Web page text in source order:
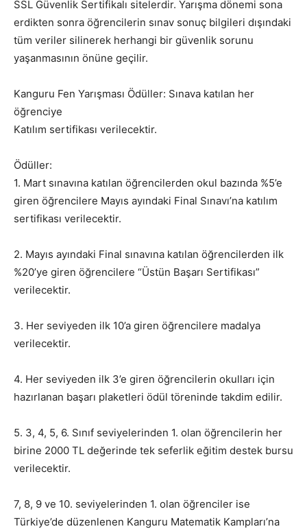
SSL Güvenlik Sertifikalı sitelerdir. Yarışma dönemi sona
erdikten sonra öğrencilerin sınav sonuç bilgileri dışındaki
tüm veriler silinerek herhangi bir güvenlik sorunu
yaşanmasının önüne geçilir.
Kanguru Fen Yarışması Ödüller: Sınava katılan her
öğrenciye
Katılım sertifikası verilecektir.
Ödüller:
1. Mart sınavına katılan öğrencilerden okul bazında %5’e
giren öğrencilere Mayıs ayındaki Final Sınavı’na katılım
sertifikası verilecektir.
2. Mayıs ayındaki Final sınavına katılan öğrencilerden ilk
%20’ye giren öğrencilere “Üstün Başarı Sertifikası”
verilecektir.
3. Her seviyeden ilk 10’a giren öğrencilere madalya
verilecektir.
4. Her seviyeden ilk 3’e giren öğrencilerin okulları için
hazırlanan başarı plaketleri ödül töreninde takdim edilir.
5. 3, 4, 5, 6. Sınıf seviyelerinden 1. olan öğrencilerin her
birine 2000 TL değerinde tek seferlik eğitim destek bursu
verilecektir.
7, 8, 9 ve 10. seviyelerinden 1. olan öğrenciler ise
Türkiye’de düzenlenen Kanguru Matematik Kampları’na